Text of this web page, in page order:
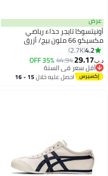
32
عرض
أونيتسوكا تايجر حذاء رياضي
مكسيكو 66 ملون بيج/ أزرق
4.2
2.7K
د.ب‏29.17
44.94
35% OFF
أقل سعر في السنة
أقل سعر في السنة
احصل عليه خلال 15 - 16